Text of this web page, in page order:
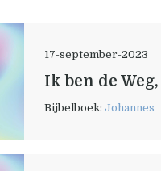
17-september-2023
Ik ben de
Bijbelboek:Johannes